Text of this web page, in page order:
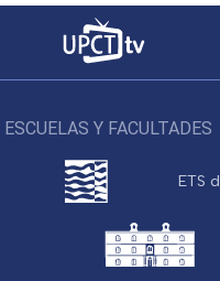
ESCUELAS Y FACULTADES
ETS